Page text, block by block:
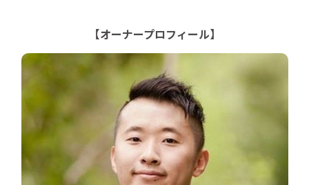
【オーナープロフィール】